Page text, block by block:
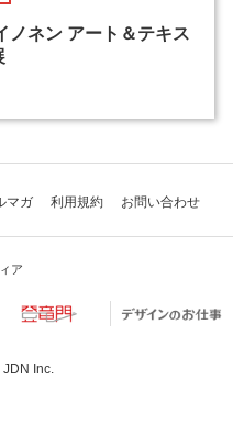
ノネン アート＆テキス
マガ 利用規約 お問い合わせ
ア
JDN Inc.